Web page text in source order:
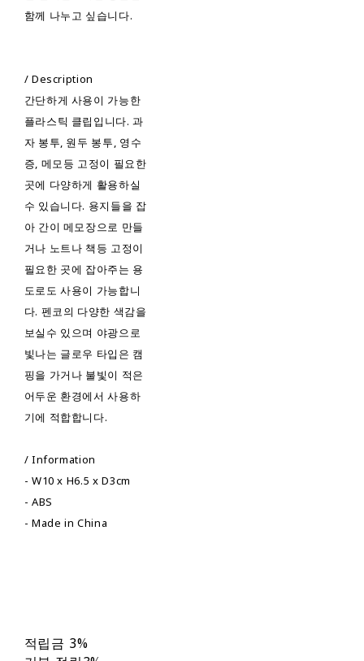
함께 나누고 싶습니다.
/ Description
간단하게 사용이 가능한
플라스틱 클립입니다. 과
자 봉투, 원두 봉투, 영수
증, 메모등 고정이 필요한
곳에 다양하게 활용하실
수 있습니다. 용지들을 잡
아 간이 메모장으로 만들
거나 노트나 책등 고정이
필요한 곳에 잡아주는 용
도로도 사용이 가능합니
다. 펜코의 다양한 색감을
보실수 있으며 야광으로
빛나는 글로우 타입은 캠
핑을 가거나 불빛이 적은
어두운 환경에서 사용하
기에 적합합니다.
/ Information
- W10 x H6.5 x D3cm
- ABS
- Made in China
적립금 3%